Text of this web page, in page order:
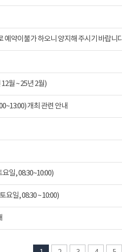
예약이불가 하오니 양지해 주시기 바랍니
월 ~ 25년 2월)
개최 관련 안내
일, 08:30~10:00)
요일, 08:30 ~ 10:00)